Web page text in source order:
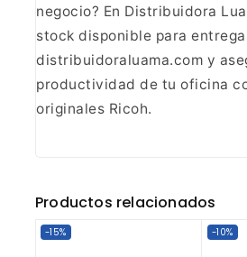
negocio? En Distribuidora
stock disponible para
distribuidoraluama.com y
productividad de tu oficina
originales Ricoh.
Productos relacionados
-15% -10%